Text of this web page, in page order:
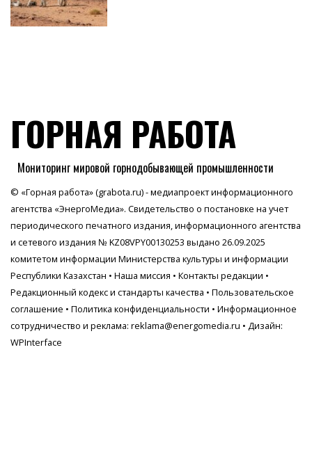
ГОРНАЯ РАБОТА
Мониторинг мировой горнодобывающей промышленности
© «Горная работа» (grabota.ru) - медиапроект информационного
агентства «ЭнергоМедиа». Свидетельство о постановке на учет
периодического печатного издания, информационного агентства
и сетевого издания № KZ08VPY00130253 выдано 26.09.2025
комитетом информации Министерства культуры и информации
Республики Казахстан • Наша миссия • Контакты редакции •
Редакционный кодекс и стандарты качества • Пользовательское
соглашение • Политика конфиденциальности • Информационное
сотрудничество и реклама: reklama@energomedia.ru • Дизайн:
WPInterface